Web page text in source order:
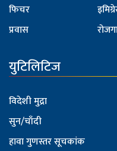
फिचर
प्रवास
युटिलिटिज
विदेशी मुद्रा
सुन/चाँदी
हावा गुणस्तर सूचकांक